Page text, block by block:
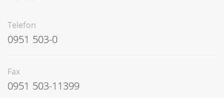
Telefon
0951 503-0
Fax
0951 503-11399